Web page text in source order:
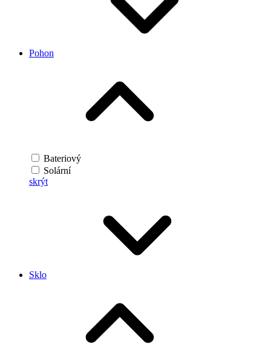
Pohon
Bateriový
Solární
skrýt
Sklo